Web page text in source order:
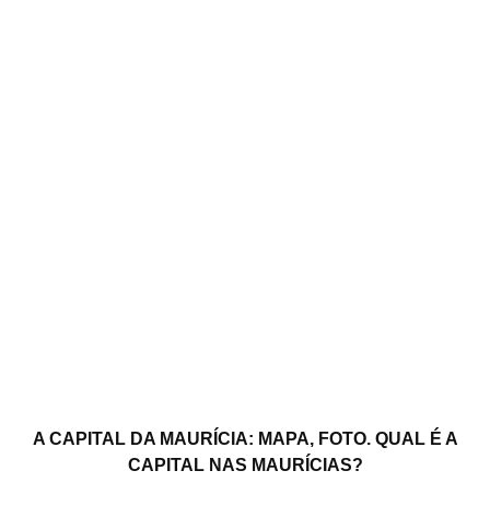
A CAPITAL DA MAURÍCIA: MAPA, FOTO. QUAL É A
CAPITAL NAS MAURÍCIAS?